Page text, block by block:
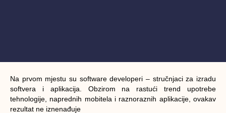
Na prvom mjestu su software developeri – stručnjaci za izradu
softvera i aplikacija. Obzirom na rastući trend upotrebe
tehnologije, naprednih mobitela i raznoraznih aplikacije, ovakav
rezultat ne iznenađuje